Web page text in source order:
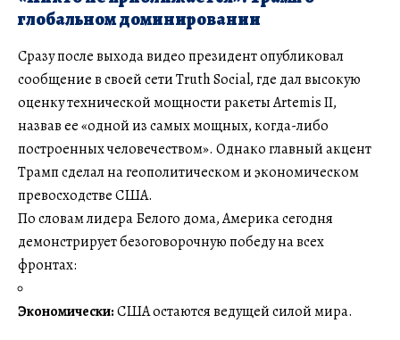
глобальном доминировании
Сразу после выхода видео президент опубликовал
сообщение в своей сети Truth Social, где дал высокую
оценку технической мощности ракеты Artemis II,
назвав ее «одной из самых мощных, когда-либо
построенных человечеством». Однако главный акцент
Трамп сделал на геополитическом и экономическом
превосходстве США.
По словам лидера Белого дома, Америка сегодня
демонстрирует безоговорочную победу на всех
фронтах:
Экономически:США остаются ведущей силой мира.